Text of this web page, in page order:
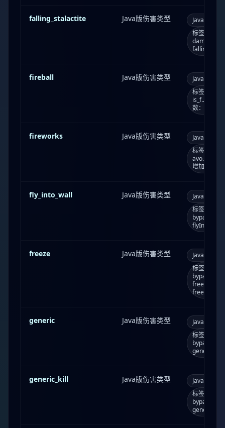
falling_stalactite Java版伤害类型 Java版
标签：
fireball Java版伤害类型 Java版
标签：
is_f...；死
数：声音
fireworks Java版伤害类型 Java版
标签：
avo...；死
增加：0.1
fly_into_wall Java版伤害类型 Java版
标签：
flyIntoWall
freeze Java版伤害类型 Java版
标签：
freeze；额
freezing
generic Java版伤害类型 Java版
标签：
generic；
generic_kill Java版伤害类型 Java版
标签：
genericKill